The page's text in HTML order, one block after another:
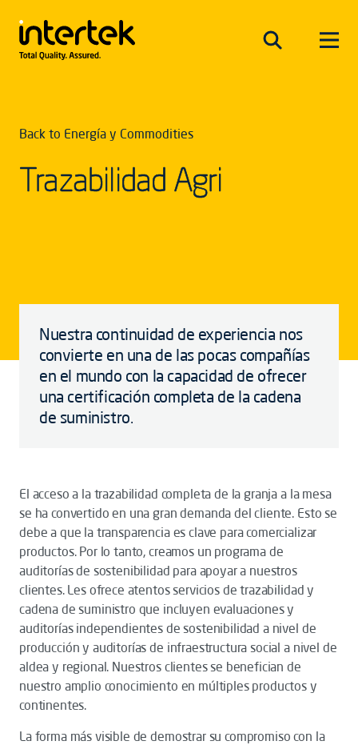
Back to Energía y Commodities
Trazabilidad Agri
Nuestra continuidad de experiencia nos
convierte en una de las pocas compañías
en el mundo con la capacidad de ofrecer
una certificación completa de la cadena
de suministro.
El acceso a la trazabilidad completa de la granja a la mesa
se ha convertido en una gran demanda del cliente. Esto se
debe a que la transparencia es clave para comercializar
productos. Por lo tanto, creamos un programa de
auditorías de sostenibilidad para apoyar a nuestros
clientes. Les ofrece atentos servicios de trazabilidad y
cadena de suministro que incluyen evaluaciones y
auditorías independientes de sostenibilidad a nivel de
producción y auditorías de infraestructura social a nivel de
aldea y regional. Nuestros clientes se benefician de
nuestro amplio conocimiento en múltiples productos y
continentes.
La forma más visible de demostrar su compromiso con la